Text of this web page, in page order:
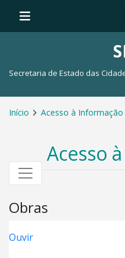
Secretaria de Estado das
Início Acesso à Informação
Acesso
Obras
Ouvir